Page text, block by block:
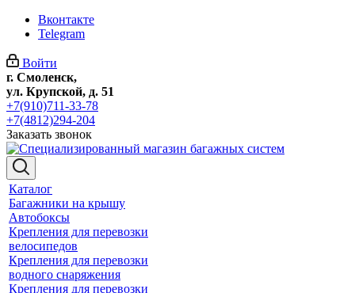
Вконтакте
Telegram
Войти
г. Смоленск,
ул. Крупской, д. 51
+7(910)711-33-78
+7(4812)294-204
Заказать звонок
Каталог
Багажники на крышу
Автобоксы
Крепления для перевозки
велосипедов
Крепления для перевозки
водного снаряжения
Крепления для перевозки